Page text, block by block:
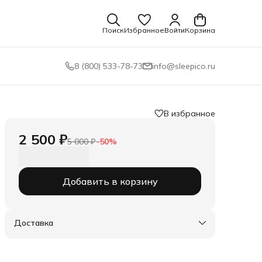
ПоискИзбранноеВойтиКорзина
8 (800) 533-78-73 info@sleepico.ru
В избранное
2 500 ₽5 000 ₽−50%
Добавить в корзину
Доставка